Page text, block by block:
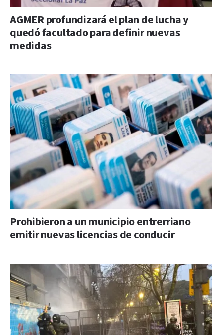
AGMER profundizará el plan de lucha y
quedó facultado para definir nuevas
medidas
Prohibieron a un municipio entrerriano
emitir nuevas licencias de conducir